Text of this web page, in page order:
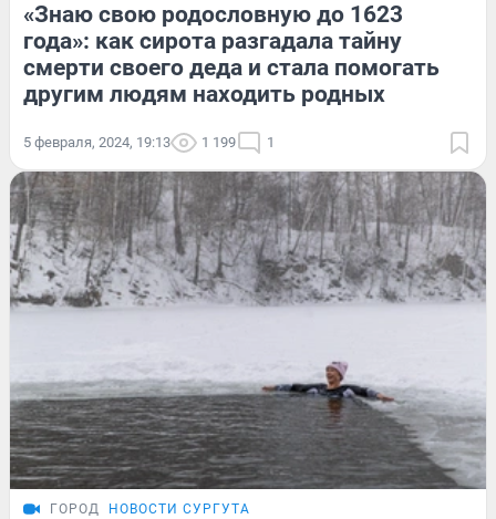
«Знаю свою родословную до 1623
года»: как сирота разгадала тайну
смерти своего деда и стала помогать
другим людям находить родных
5 февраля, 2024, 19:13 1 199 1
ГОРОД НОВОСТИ СУРГУТА